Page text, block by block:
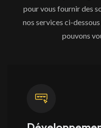
pour vous fournir des
nos services ci-
pouvons